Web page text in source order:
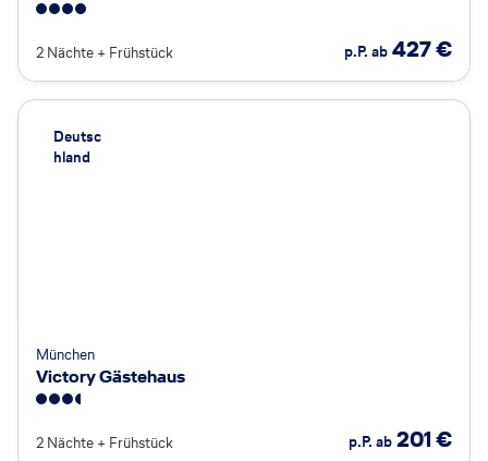
2 Nächte + Frühstück p.P. ab 427€
Deutsc
hland
München
Victory Gästehaus
2 Nächte + Frühstück p.P. ab 201€